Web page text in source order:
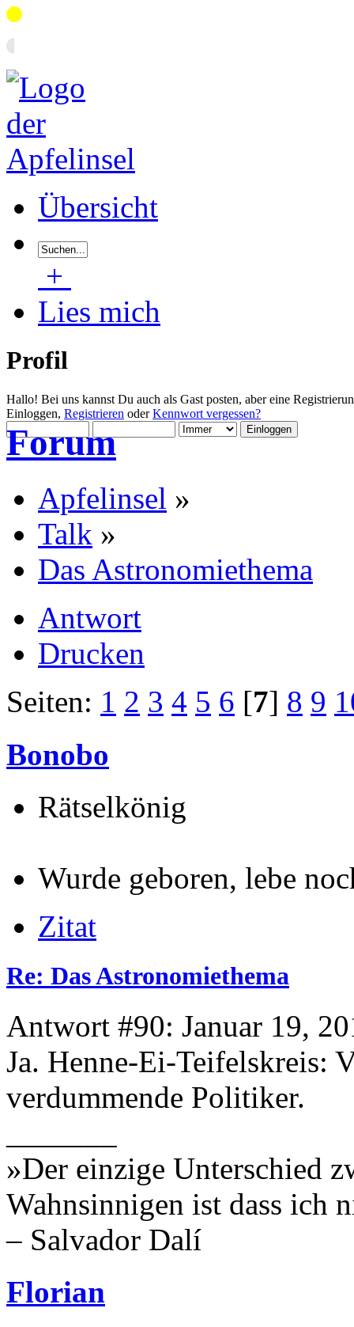
Übersicht
+
Lies mich
Profil
Hallo! Bei uns kannst Du auch als Gast posten, aber eine
Einloggen, Registrieren oderKennwort vergessen?
Forum
Apfelinsel »
Talk »
Das Astronomiethema
Antwort
Drucken
Seiten: 1 2 3 4 5 6 [7] 8 9
Bonobo
Rätselkönig
Wurde geboren, lebe
Zitat
Re: Das Astronomiethema
Antwort #90: Januar 19,
Ja. Henne-Ei-Teifelskreis:
verdummende Politiker.
»Der einzige Unterschied
Wahnsinnigen ist dass ich
– Salvador Dalí
Florian